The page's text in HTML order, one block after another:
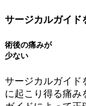
サージカルガイド
術後の痛みが
少ない
サージカルガイド
に起こり得る痛み